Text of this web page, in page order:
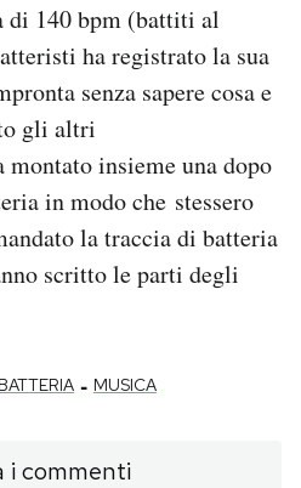
di 140 bpm (battiti al
ha registrato la sua
senza sapere cosa e
gli altri
insieme una dopo
in modo che stessero
la traccia di batteria
scritto le parti degli
BATTERIA - MUSICA
i commenti